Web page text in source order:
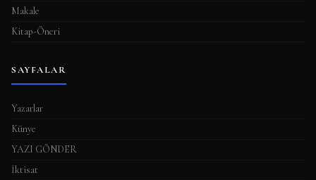
Makale
Kitap-Öneri
SAYFALAR
Yazarlar
Künye
YAZI GÖNDER
İktisat